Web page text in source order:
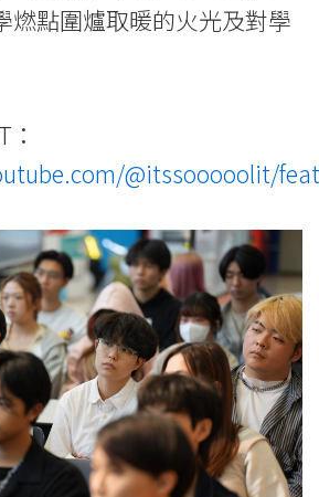
燃點圍爐取暖的火光及對學
@itssooooolit/